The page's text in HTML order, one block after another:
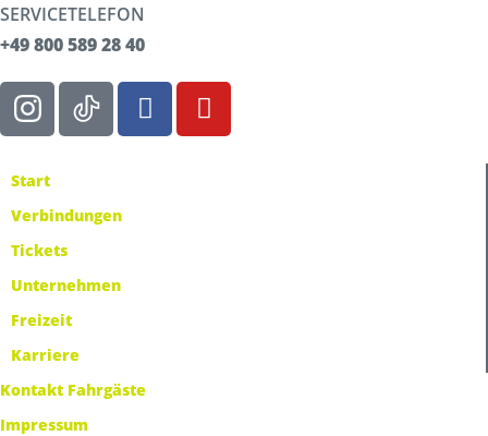
SERVICETELEFON
+49 800 589 28 40
Start
Verbindungen
Tickets
Unternehmen
Freizeit
Karriere
Kontakt Fahrgäste
Impressum